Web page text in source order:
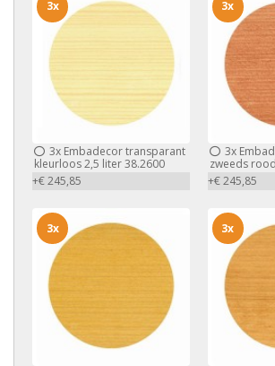
3x Embadecor transparant
kleurloos 2,5 liter 38.2600
+€ 245,85
3x
3x
zweeds
+€ 245,85
3x
3x 3x